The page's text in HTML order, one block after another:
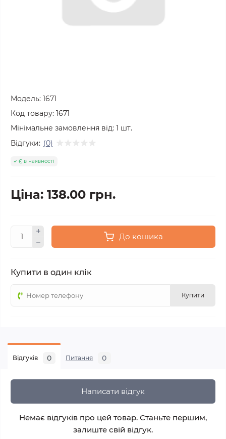
Модель: 1671
Код товару: 1671
Мінімальне замовлення від: 1 шт.
Відгуки: (0)
Є в наявності
Ціна: 138.00 грн.
До кошика
Купити в один клік
Купити
Відгуків 0 Питання 0
Написати відгук
Немає відгуків про цей товар. Станьте першим,
залиште свій відгук.